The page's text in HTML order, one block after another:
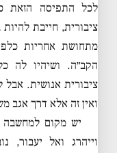
לכל התפיסה הזאת
ציבורית, חייבת
מתחושת אחריות
הקב״ה. ושיהיו לה
ציבורית אנושית.
ואין זה אלא דרך אגב
יש מקום
וייהרג ואל יעבור,